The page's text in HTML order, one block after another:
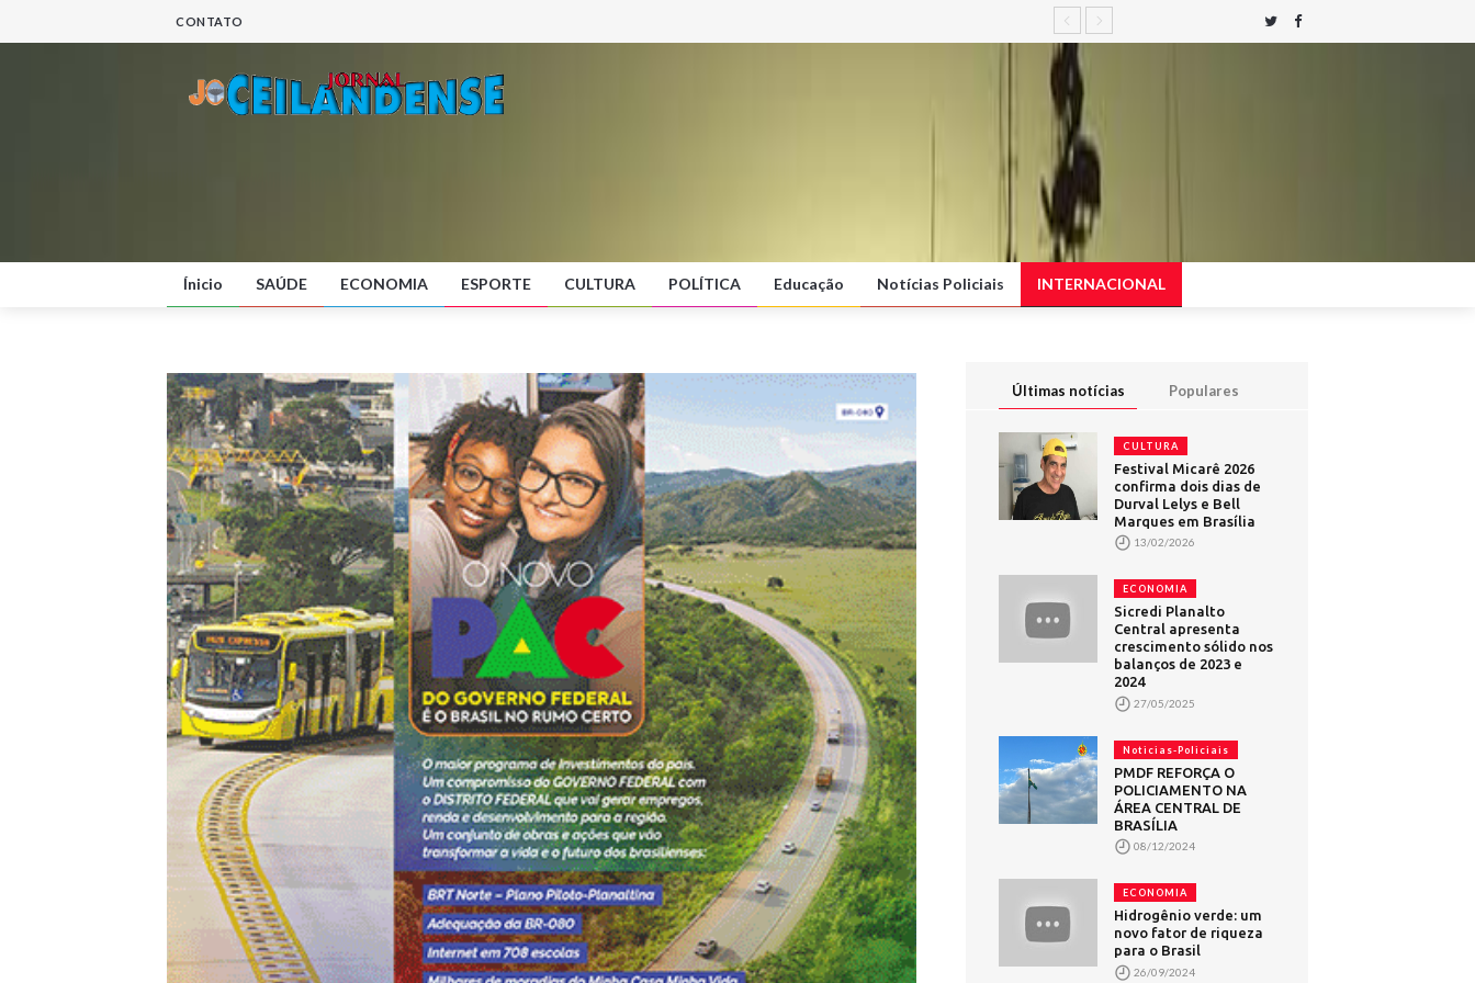
CONTATO
Ínicio SAÚDE ECONOMIA ESPORTE CULTURA POLÍTICA Educação Notícias Policiais INTERNACIONAL
Últimas notícias Populares
CULTURA
Festival Micarê 2026
confirma dois dias de
Durval Lelys e Bell
Marques em Brasília
13/02/2026
ECONOMIA
Sicredi Planalto
Central apresenta
crescimento sólido nos
balanços de 2023 e
2024
27/05/2025
Noticias-Policiais
PMDF REFORÇA O
POLICIAMENTO NA
ÁREA CENTRAL DE
BRASÍLIA
08/12/2024
ECONOMIA
Hidrogênio verde: um
novo fator de riqueza
para o Brasil
26/09/2024